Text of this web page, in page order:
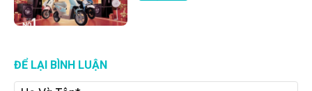
ĐỂ LẠI BÌNH LUẬN